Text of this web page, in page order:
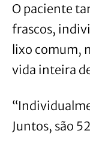
O paciente
frascos,
lixo comum,
vida inteira
Juntos, são